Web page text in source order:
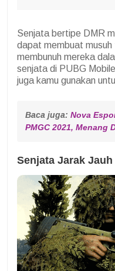
Senjata bertipe DMR
dapat membuat
membunuh mereka
senjata di PUBG
juga kamu gunakan
Baca juga: Nova
PMGC 2021, Menang
Senjata Jarak Jauh